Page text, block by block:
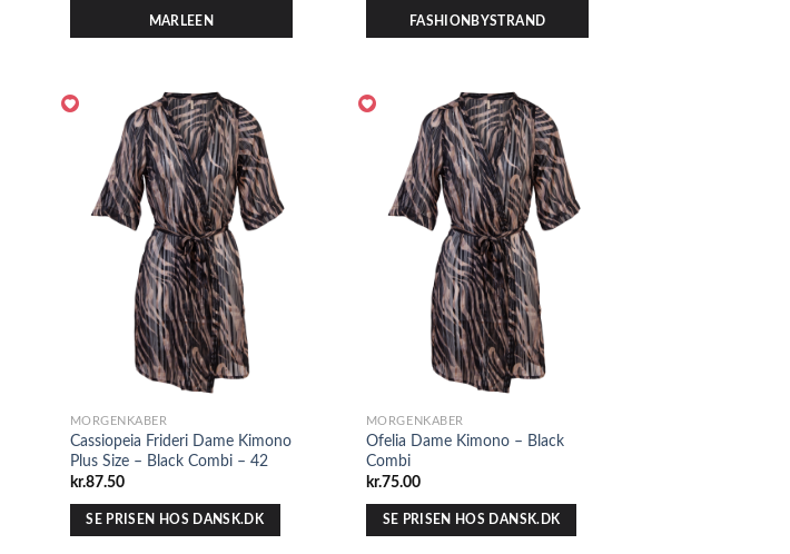
MARLEEN FASHIONBYSTRAND
MORGENKÅBER
Cassiopeia Frideri Dame Kimono
Plus Size – Black Combi – 42
kr.87.50
SE PRISEN HOS DANSK.DK
MORGENKÅBER
Ofelia Dame Kimono – Black
Combi
kr.75.00
SE PRISEN HOS DANSK.DK